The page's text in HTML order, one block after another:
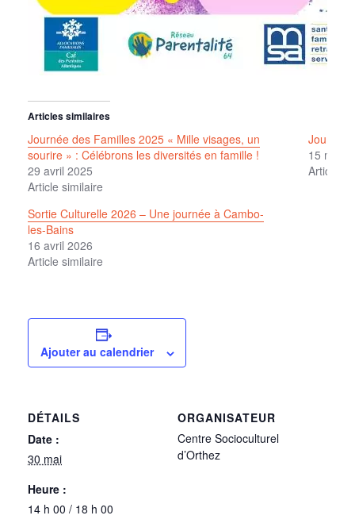
Articles similaires
Journée des Familles 2025 « Mille visages, un
sourire » : Célébrons les diversités en famille !
29 avril 2025
Article similaire
Journée
15 mai
Article
Sortie Culturelle 2026 – Une journée à Cambo-
les-Bains
16 avril 2026
Article similaire
Ajouter au calendrier
DÉTAILS
Date :
30 mai
Heure :
14 h 00 / 18 h 00
ORGANISATEUR
Centre Socioculturel
d’Orthez